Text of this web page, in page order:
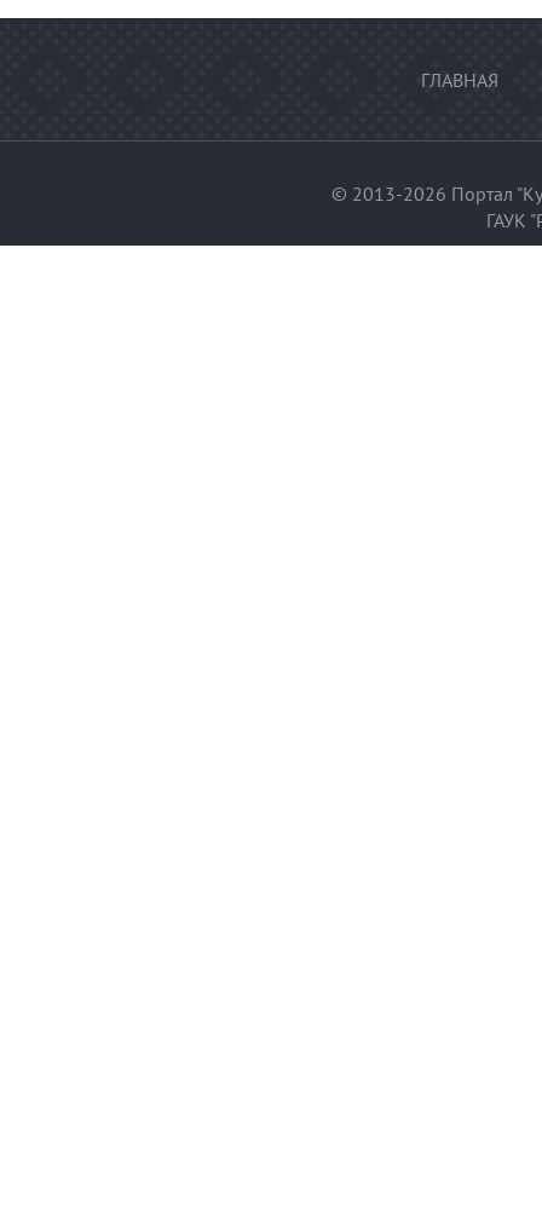
ГЛАВНАЯ
© 2013-2026 Портал
ГАУК